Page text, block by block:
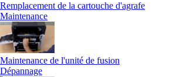
Remplacement de la cartouche d'agrafe
Maintenance
Maintenance de l'unité de fusion
Dépannage